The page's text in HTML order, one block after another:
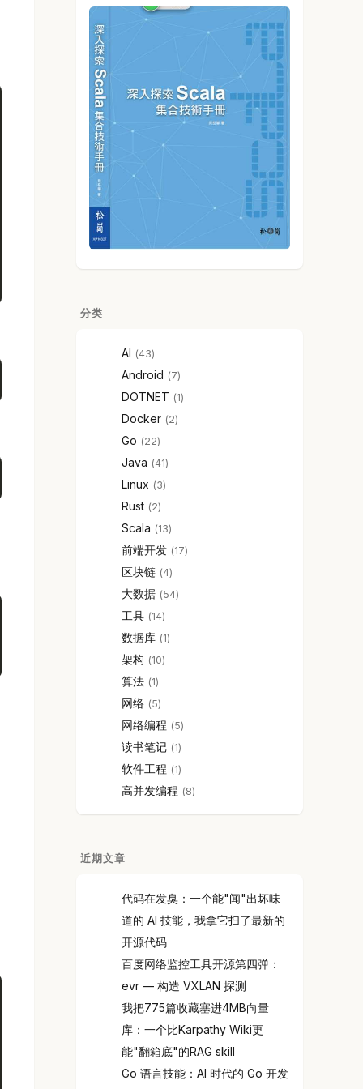
分类
AI 43
Android 7
DOTNET 1
Docker 2
Go 22
Java 41
Linux 3
Rust 2
Scala 13
前端开发 17
区块链 4
大数据 54
工具 14
数据库 1
架构 10
算法 1
网络 5
网络编程 5
读书笔记 1
软件工程 1
高并发编程 8
近期文章
代码在发臭：一个能"闻"出坏味
道的 AI 技能，我拿它扫了最新的
开源代码
百度网络监控工具开源第四弹：
evr — 构造 VXLAN 探测
我把775篇收藏塞进4MB向量
库：一个比Karpathy Wiki更
能"翻箱底"的RAG skill
Go 语言技能：AI 时代的 Go 开发